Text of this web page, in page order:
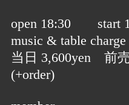
open 18:30 start
music & table charge
当日 3,600yen 前
(+order)